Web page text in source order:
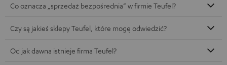
Co oznacza „sprzedaż bezpośrednia” w firmie Teufel?
Czy są jakieś sklepy Teufel, które mogę odwiedzić?
Od jak dawna istnieje firma Teufel?